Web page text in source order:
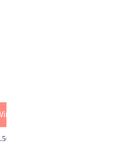
10.000 €